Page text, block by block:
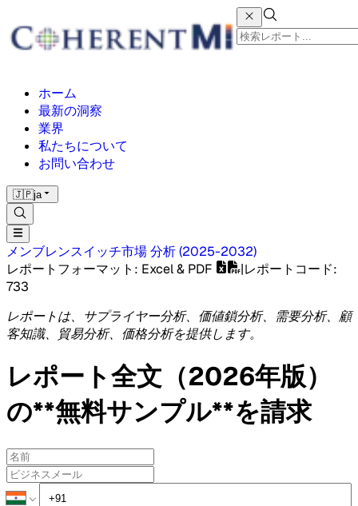
ホーム
最新の洞察
業界
私たちについて
お問い合わせ
🇯🇵ja
メンブレンスイッチ市場分析(2025-2032)
レポートフォーマット : Excel & PDF |レポートコード:
733
レポートは、サプライヤー分析、価値鎖分析、需要分析、顧
客知識、貿易分析、価格分析を提供します。
レポート全文（2026年版）
の**無料サンプル**を請求